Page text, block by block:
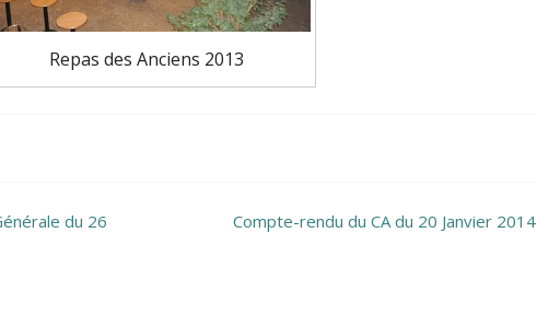
Repas des Anciens 2013
du 26
Compte-rendu du CA du 20 Janvier 2014